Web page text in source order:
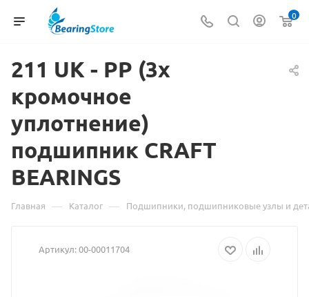
0
211 UK - PP (3х
кромочное
уплотнение)
о
211
подшипник CRAFT
BEARINGS
Главная — Каталог — Подшипники, подшипниковые узлы и
Артикул:00-00011704